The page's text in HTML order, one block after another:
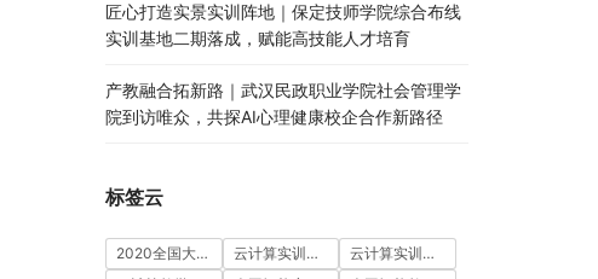
匠心打造实景实训阵地｜保定技师学院综合布线
实训基地二期落成，赋能高技能人才培育
产教融合拓新路｜武汉民政职业学院社会管理学
院到访唯众，共探AI心理健康校企合作新路径
标签云
2020全国大学生5G技术及应用大赛 云计算实训室建设方案
云计算实训平台